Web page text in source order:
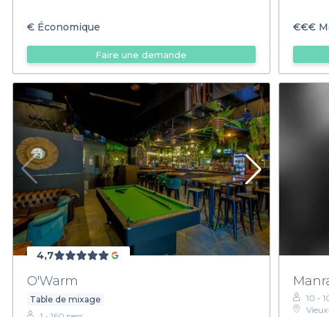
€ Économique
Faire une demande
€€€
4,7
O'Warm
Table de mixage
10 -